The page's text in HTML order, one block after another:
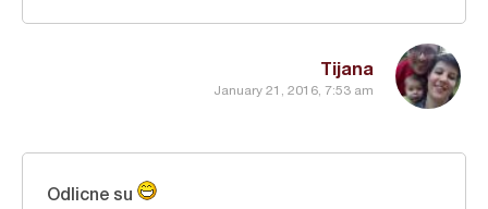
Tijana
January 21, 2016, 7:53 am
Odlicne su